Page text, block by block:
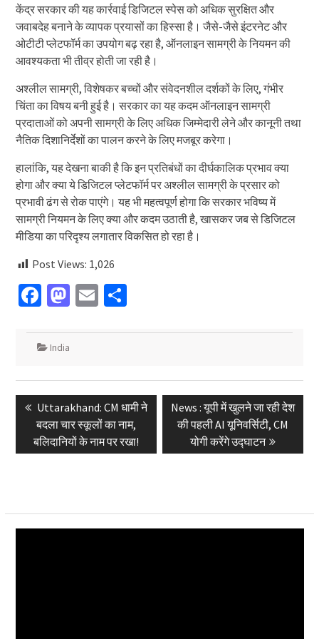
केंद्र सरकार की यह कार्रवाई डिजिटल स्पेस को अधिक सुरक्षित और
जवाबदेह बनाने के व्यापक प्रयासों का हिस्सा है। जैसे-जैसे इंटरनेट और
ओटीटी प्लेटफॉर्म का उपयोग बढ़ रहा है, ऑनलाइन सामग्री के नियमन की
आवश्यकता भी तीव्र होती जा रही है।
अश्लील सामग्री, विशेषकर बच्चों और संवेदनशील दर्शकों के लिए, गंभीर
चिंता का विषय बनी हुई है। सरकार का यह कदम ऑनलाइन सामग्री
प्रदाताओं को अपनी सामग्री के लिए अधिक जिम्मेदारी लेने और कानूनी तथा
नैतिक दिशानिर्देशों का पालन करने के लिए मजबूर करेगा।
हालांकि, यह देखना बाकी है कि इन प्रतिबंधों का दीर्घकालिक प्रभाव क्या
होगा और क्या ये डिजिटल प्लेटफॉर्म पर अश्लील सामग्री के प्रसार को
प्रभावी ढंग से रोक पाएंगे। यह भी महत्वपूर्ण होगा कि सरकार भविष्य में
सामग्री नियमन के लिए क्या और कदम उठाती है, खासकर जब से डिजिटल
मीडिया का परिदृश्य लगातार विकसित हो रहा है।
Post Views: 1,026
Facebook
Mastodon
EmailShare
India
Post
navigation
Previous
post:
Uttarakhand: CM धामी ने
बदला चार स्कूलों का नाम,
बलिदानियों के नाम पर रखा!
Next
post:
News : यूपी में खुलने जा रही देश
की पहली AI यूनिवर्सिटी, CM
योगी करेंगे उद्घाटन